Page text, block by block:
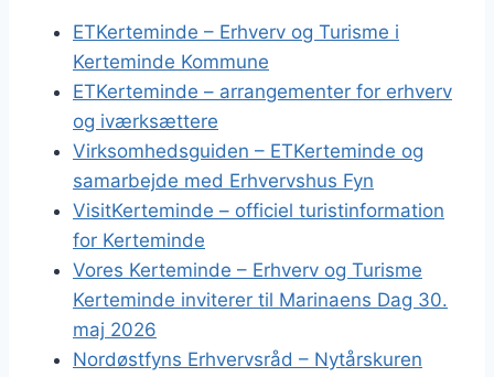
ETKerteminde – Erhverv og Turisme i
Kerteminde Kommune
ETKerteminde – arrangementer for erhverv
og iværksættere
Virksomhedsguiden – ETKerteminde og
samarbejde med Erhvervshus Fyn
VisitKerteminde – officiel turistinformation
for Kerteminde
Vores Kerteminde – Erhverv og Turisme
Kerteminde inviterer til Marinaens Dag 30.
maj 2026
Nordøstfyns Erhvervsråd – Nytårskuren